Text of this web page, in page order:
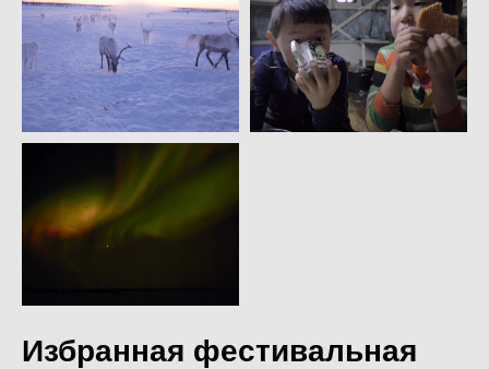
Избранная фестивальная